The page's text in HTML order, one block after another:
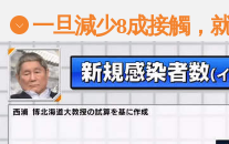
一旦減少8成接觸，